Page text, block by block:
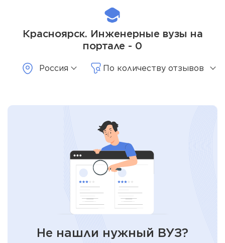
Красноярск. Инженерные вузы на
портале - 0
Россия По количеству отзывов
Не нашли нужный ВУЗ?